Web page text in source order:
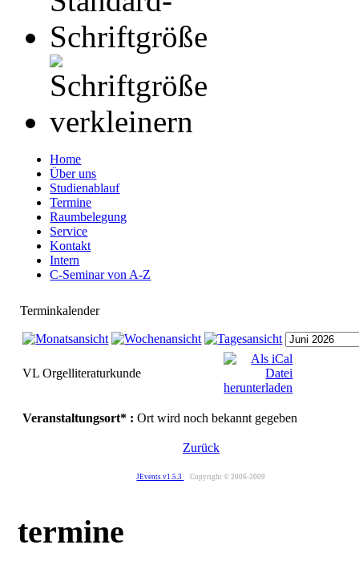
Home
Über uns
Studienablauf
Termine
Raumbelegung
Service
Kontakt
Intern
C-Seminar von A-Z
Terminkalender
VL Orgelliteraturkunde
Veranstaltungsort* :Ort wird noch bekannt gegeben
Zurück
JEvents v1.5.3 Copyright © 2006-2009
termine